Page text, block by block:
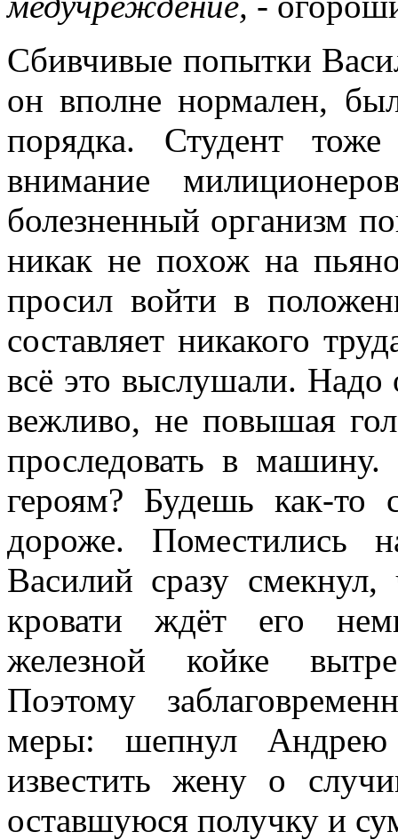
Сбивчивые попытки
он вполне нормален,
порядка. Студент
внимание
болезненный организм
никак не похож на
просил войти в
составляет никакого
всё это выслушали. Надо
вежливо, не повышая
проследовать в
героям? Будешь как-то
дороже. Поместились
Василий сразу
кровати ждёт его
железной койке
Поэтому
меры: шепнул Андрею
известить жену о
оставшуюся получку и